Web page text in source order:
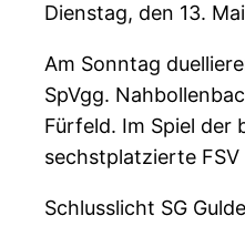
Dienstag, den 13.
Am Sonntag
SpVgg.
Fürfeld. Im Spiel der
sechstplatzierte
Schlusslicht SG